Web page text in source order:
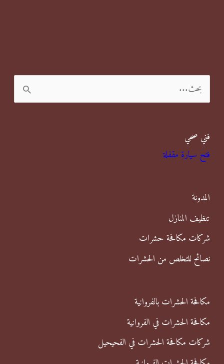
ل
ح
ث
ن
فني صحي
فتح سيارة مقفلة
المدونة
تنظيف المنازل
شركات مكافحة حشرات
نصائح للتخلص من الحشرات
مكافحة الحشرات بالفروانية
مكافحة الحشرات في الفروانية
شركات مكافحة الحشرات في الفحيحيل